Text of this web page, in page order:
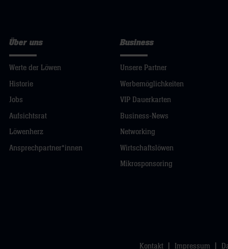
Über uns
Werte der Löwen
Historie
Jobs
Aufsichtsrat
Löwenherz
Ansprechpartner*innen
Business
Unsere Partner
Werbemöglichkeiten
VIP Dauerkarten
Business-News
Networking
Wirtschaftslöwen
Mikrosponsoring
Kontakt Impressum